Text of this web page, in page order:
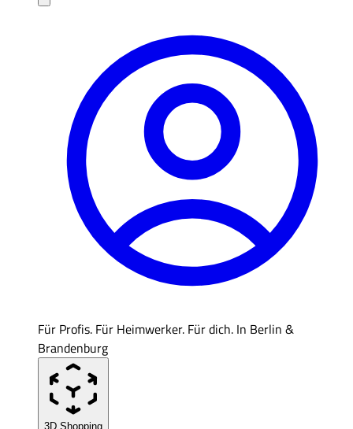
Für Profis. Für Heimwerker. Für dich. In Berlin &
Brandenburg
3D Shopping